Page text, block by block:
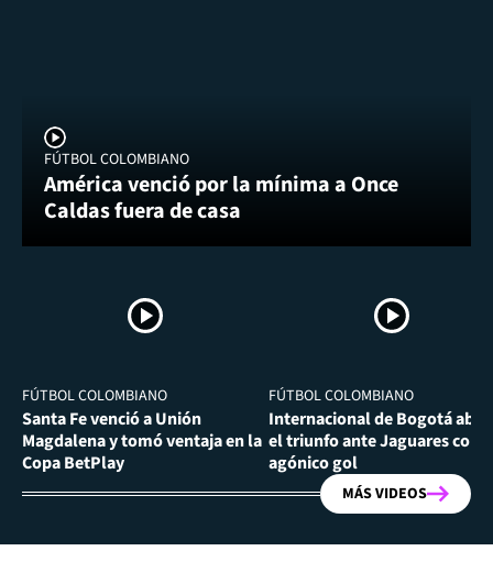
FÚTBOL COLOMBIANO
América venció por la mínima a Once
Caldas fuera de casa
FÚTBOL COLOMBIANO
Santa Fe venció a Unión
Magdalena y tomó ventaja en la
Copa BetPlay
FÚTBOL COLOMBIANO
Internacional de Bogotá
el triunfo ante Jaguares con
agónico gol
MÁS VIDEOS